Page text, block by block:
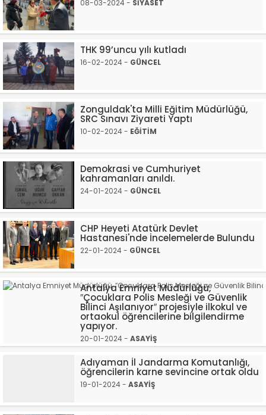
08-03-2024 - SİYASET
THK 99’uncu yılı kutladı
16-02-2024 - GÜNCEL
Zonguldak'ta Milli Eğitim Müdürlüğü,
SRC Sınavı Ziyareti Yaptı
10-02-2024 - EĞİTİM
Demokrasi ve Cumhuriyet
kahramanları anıldı.
24-01-2024 - GÜNCEL
CHP Heyeti Atatürk Devlet
Hastanesi'nde İncelemelerde Bulundu
22-01-2024 - GÜNCEL
Antalya Emniyet Müdürlüğü,
″Çocuklara Polis Mesleği ve Güvenlik
Bilinci Aşılanıyor″ projesiyle ilkokul ve
ortaokul öğrencilerine bilgilendirme
yapıyor.
20-01-2024 - ASAYİŞ
Adıyaman İl Jandarma Komutanlığı,
öğrencilerin karne sevincine ortak oldu
19-01-2024 - ASAYİŞ